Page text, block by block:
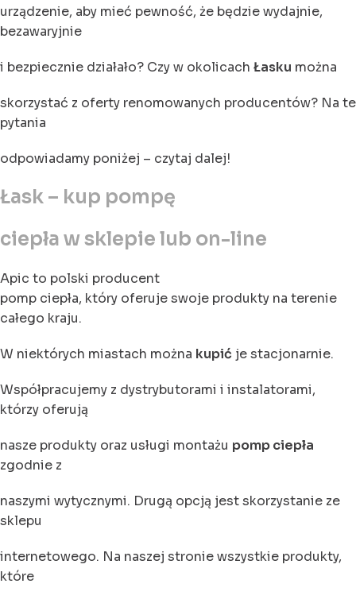
urządzenie, aby mieć pewność, że będzie wydajnie,
bezawaryjnie
i bezpiecznie działało? Czy w okolicach Łasku można
skorzystać z oferty renomowanych producentów? Na te
pytania
odpowiadamy poniżej – czytaj dalej!
Łask – kup pompę
ciepła w sklepie lub on-line
Apic to polski producent
pomp ciepła, który oferuje swoje produkty na terenie
całego kraju.
W niektórych miastach można kupić je stacjonarnie.
Współpracujemy z dystrybutorami i instalatorami,
którzy oferują
nasze produkty oraz usługi montażu pomp ciepła
zgodnie z
naszymi wytycznymi. Drugą opcją jest skorzystanie ze
sklepu
internetowego. Na naszej stronie wszystkie produkty,
które